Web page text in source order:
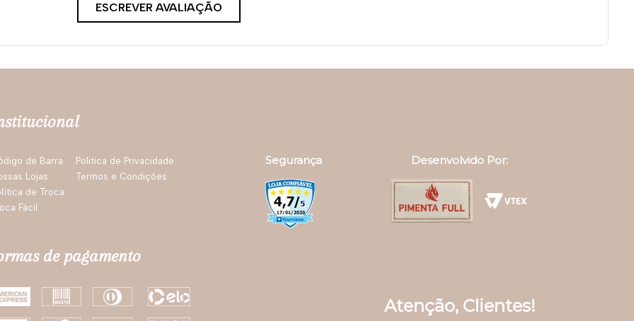
ESCREVER AVALIAÇÃO
de Barra
Lojas
de Troca
Fácil
Politica de Privacidade
Termos e Condições
de pagamento
Segurança Desenvolvido Por:
Atenção, Clientes!